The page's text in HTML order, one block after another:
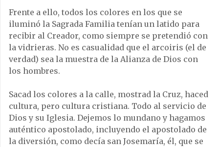
Frente a ello, todos los colores en los que se
iluminó la Sagrada Familia tenían un latido para
recibir al Creador, como siempre se pretendió con
la vidrieras. No es casualidad que el arcoiris (el de
verdad) sea la muestra de la Alianza de Dios con
los hombres.
Sacad los colores a la calle, mostrad la Cruz, haced
cultura, pero cultura cristiana. Todo al servicio de
Dios y su Iglesia. Dejemos lo mundano y hagamos
auténtico apostolado, incluyendo el apostolado de
la diversión, como decía san Josemaría, él, que se